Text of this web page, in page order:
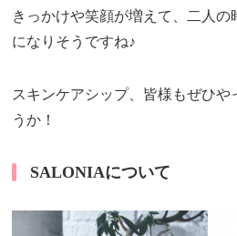
きっかけや笑顔が増えて、二人
になりそうですね♪
スキンケアシップ、皆様もぜひや
うか！
SALONIAについて